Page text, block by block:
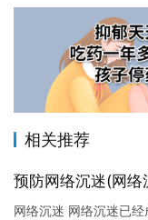
相关推荐
预防网络沉迷(网络
网络沉迷 网络沉迷已